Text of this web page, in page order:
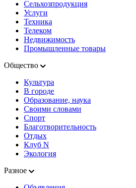
Сельхозпродукция
Услуги
Техника
Телеком
Недвижимость
Промышленные товары
Общество
Культура
В городе
Образование, наука
Своими словами
Спорт
Благотворительность
Отдых
Клуб N
Экология
Разное